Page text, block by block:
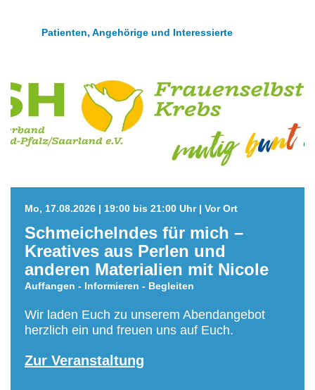
Patienten, Angehörige und Interessierte
Mo, 17.08.2026 | 19:00 bis 21:00 Uhr | Vor Ort
Schmeichelndes für mich –
Kreatives aus Perlen und
anderen Materialien mit Nicole
Auffangen - Informieren - Begleiten
Wir laden Euch zu unserem Abendangebot
herzlich ein und freuen uns auf Euch.
Zur Veranstaltung